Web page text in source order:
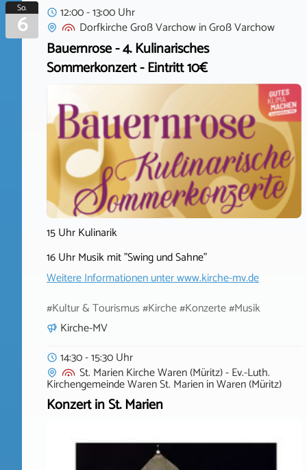
So.
6
12:00 - 13:00 Uhr
Dorfkirche Groß VarchowinGroß Varchow
Bauernrose - 4. Kulinarisches
Sommerkonzert - Eintritt 10€
15 Uhr Kulinarik
16 Uhr Musik mit "Swing und Sahne"
Weitere Informationen unterwww.kirche-mv.de
#Kultur & Tourismus #Kirche #Konzerte #Musik
Kirche-MV
14:30 - 15:30 Uhr
St. Marien Kirche Waren (Müritz) - Ev.-Luth.
Kirchengemeinde Waren St. MarieninWaren (Müritz)
Konzert in St. Marien